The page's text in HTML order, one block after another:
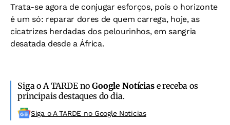
Trata-se agora de conjugar esforços, pois o horizonte
é um só: reparar dores de quem carrega, hoje, as
cicatrizes herdadas dos pelourinhos, em sangria
desatada desde a África.
Siga o A TARDE noGoogle Notíciase receba os
principais destaques do dia.
Siga o A TARDE no Google Noticias